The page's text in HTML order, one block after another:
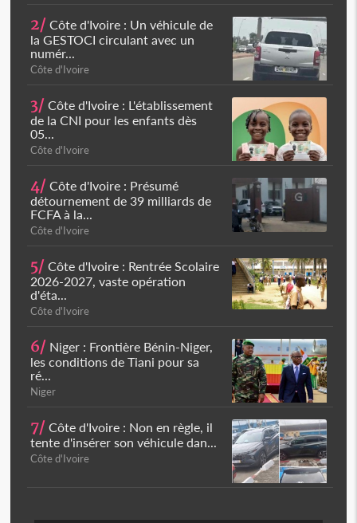
2/ Côte d'Ivoire : Un véhicule de
la GESTOCI circulant avec un
numér...
Côte d'Ivoire
3/ Côte d'Ivoire : L'établissement
de la CNI pour les enfants dès
05...
Côte d'Ivoire
4/ Côte d'Ivoire : Présumé
détournement de 39 milliards de
FCFA à la...
Côte d'Ivoire
5/ Côte d'Ivoire : Rentrée Scolaire
2026-2027, vaste opération
d'éta...
Côte d'Ivoire
6/ Niger : Frontière Bénin-Niger,
les conditions de Tiani pour sa
ré...
Niger
7/ Côte d'Ivoire : Non en règle, il
tente d'insérer son véhicule dan...
Côte d'Ivoire